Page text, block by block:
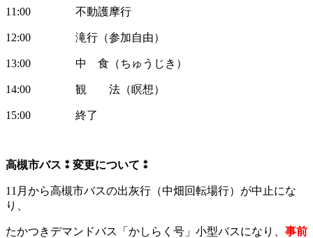
11:00 不動護摩行
12:00 滝行（参加自由）
13:00 中 食（ちゅうじき）
14:00 観 法（瞑想）
15:00 終了
高槻市バス⁑変更について⁑
11月から高槻市バスの出灰行（中畑回転場行）が中止にな
り、
たかつきデマンドバス「かしらく号」小型バスになり、 事前